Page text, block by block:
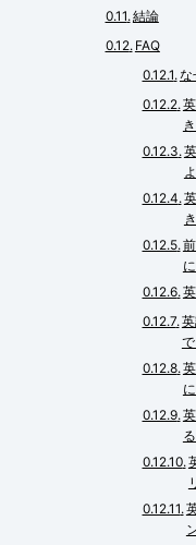
結論
FAQ
な